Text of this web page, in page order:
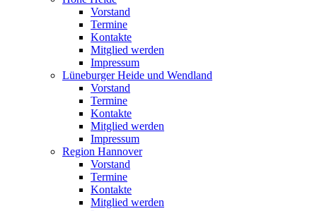
Vorstand
Termine
Kontakte
Mitglied werden
Impressum
Lüneburger Heide und Wendland
Vorstand
Termine
Kontakte
Mitglied werden
Impressum
Region Hannover
Vorstand
Termine
Kontakte
Mitglied werden